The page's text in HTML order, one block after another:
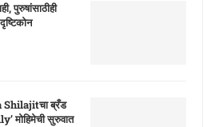
पुरुषांसाठीही
Shilajitचा ब्रँड
मोहिमेची सुरुवात